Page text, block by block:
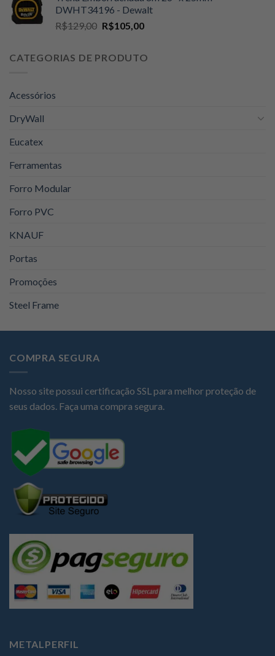
era:
R$89,00.
é:
R$74,90.
DWHT34196 - Dewalt
R$129,00 O
era:
R$105,00O
é:
CATEGORIAS DE PRODUTO
Acessórios
DryWall
Eucatex
Ferramentas
Forro Modular
Forro PVC
KNAUF
Portas
Promoções
Steel Frame
COMPRA SEGURA
Nosso site possui certificação SSL para melhor proteção de
seus dados. Faça uma compra segura.
METALPERFIL